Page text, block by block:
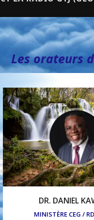
Les orateurs
DR. DANIEL
MINISTÈRE CEG /